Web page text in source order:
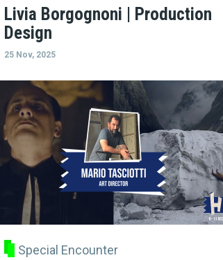
Livia Borgognoni | Production
Design
25 Nov, 2025
Special Encounter